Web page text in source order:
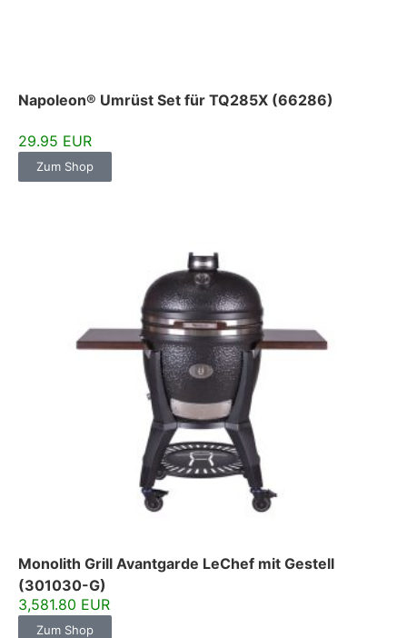
Napoleon® Umrüst Set für TQ285X (66286)
29.95 EUR
Zum Shop
Monolith Grill Avantgarde LeChef mit Gestell
(301030-G)
3,581.80 EUR
Zum Shop